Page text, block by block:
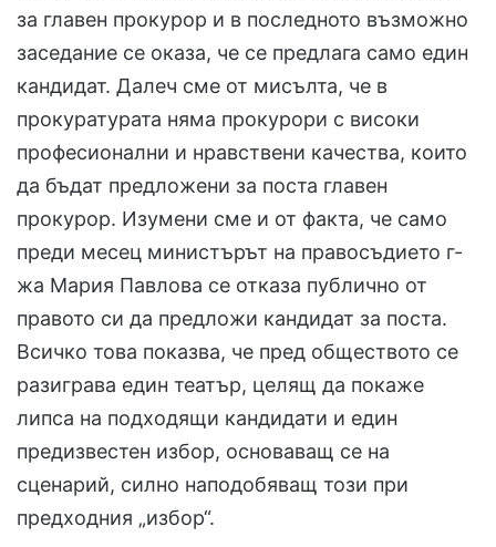
за главен прокурор и в последното възможно
заседание се оказа, че се предлага само един
кандидат. Далеч сме от мисълта, че в
прокуратурата няма прокурори с високи
професионални и нравствени качества, които
да бъдат предложени за поста главен
прокурор. Изумени сме и от факта, че само
преди месец министърът на правосъдието г-
жа Мария Павлова се отказа публично от
правото си да предложи кандидат за поста.
Всичко това показва, че пред обществото се
разиграва един театър, целящ да покаже
липса на подходящи кандидати и един
предизвестен избор, основаващ се на
сценарий, силно наподобяващ този при
предходния „избор“.